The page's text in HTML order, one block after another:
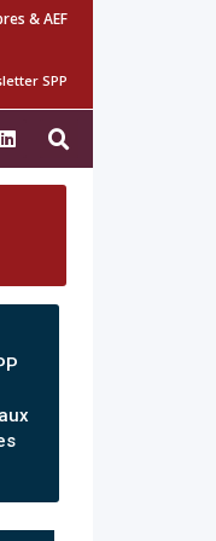
& AEF
SPP